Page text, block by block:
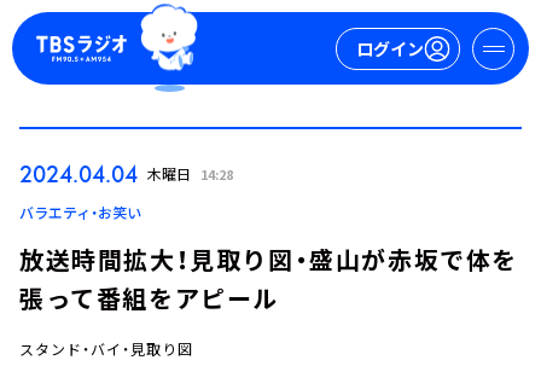
ログイン
ログイン
2024.04.04 木曜日 14:28
バラエティ・お笑い
放送時間拡大！見取り図・盛山が赤坂で体を
張って番組をアピール
スタンド・バイ・見取り図